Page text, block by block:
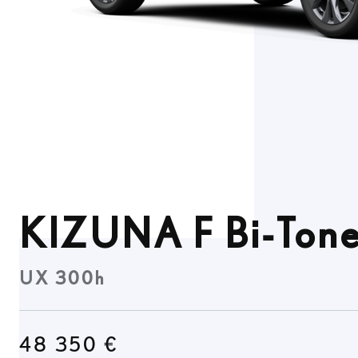
KIZUNA F Bi-
UX 300h
48 350 €